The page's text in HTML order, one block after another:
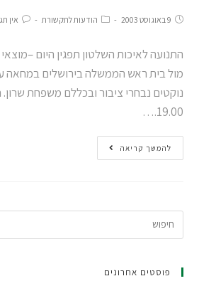
9 באוגוסט 2003 הודעות לתקשורת אין
מול בית ראש הממשלה בירושלים במחאה
נוקטים נבחרי ציבור ובכללם משפחת
19.00.…
להמשך קריאה
פוסטים אחרונים